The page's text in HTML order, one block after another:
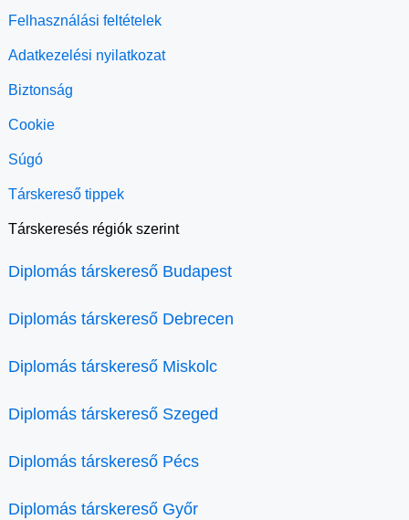
Felhasználási feltételek
Adatkezelési nyilatkozat
Biztonság
Cookie
Súgó
Társkereső tippek
Társkeresés régiók szerint
Diplomás társkereső Budapest
Diplomás társkereső Debrecen
Diplomás társkereső Miskolc
Diplomás társkereső Szeged
Diplomás társkereső Pécs
Diplomás társkereső Győr